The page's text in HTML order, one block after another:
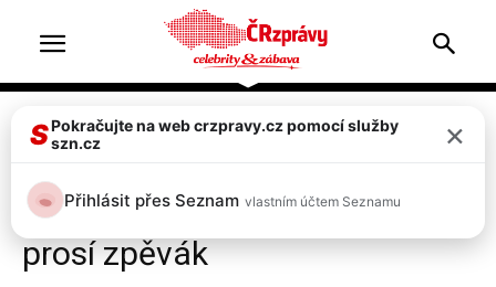
Celebrity
Tomáš Klus: Hematom na
hlasivkách! Držte mi palce,
prosí zpěvák
SPokračujte na web crzpravy.cz pomocí služby
szn.cz
×
Přihlásit přes Seznam vlastním účtem Seznamu